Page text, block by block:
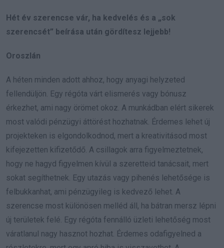
Hét év szerencse vár, ha kedvelés és a „sok
szerencsét” beírása után gördítesz lejjebb!
Oroszlán
A héten minden adott ahhoz, hogy anyagi helyzeted
fellendüljön. Egy régóta várt elismerés vagy bónusz
érkezhet, ami nagy örömet okoz. A munkádban elért sikerek
most valódi pénzügyi áttörést hozhatnak. Érdemes lehet új
projekteken is elgondolkodnod, mert a kreativitásod most
kifejezetten kifizetődő. A csillagok arra figyelmeztetnek,
hogy ne hagyd figyelmen kívül a szeretteid tanácsait, mert
sokat segíthetnek. Egy utazás vagy pihenés lehetősége is
felbukkanhat, ami pénzügyileg is kedvező lehet. A
szerencse most különösen melléd áll, ha bátran mersz lépni
új területek felé. Egy régóta fennálló üzleti lehetőség most
váratlanul nagy hasznot hozhat. Érdemes odafigyelned a